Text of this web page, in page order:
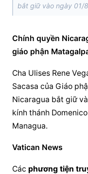
bắt giữ vào ngày 01/
Chính quyền
giáo phận
Cha Ulises Rene
Sacasa của Giáo
Nicaragua bắt giữ
kính thánh
Managua.
Vatican News
Các phương tiện